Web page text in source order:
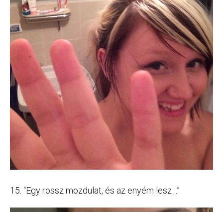
15. “Egy rossz mozdulat, és az enyém lesz…”